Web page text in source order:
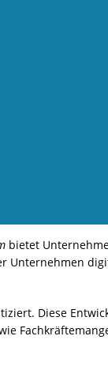
bietet
Unternehmen
Diese